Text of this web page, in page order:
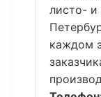
листо- и
каждом